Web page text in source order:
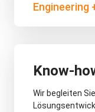
Engineering
Know-
Wir begleiten